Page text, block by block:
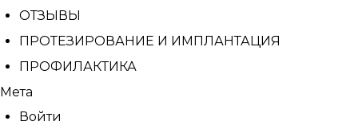
ОТЗЫВЫ
ПРОТЕЗИРОВАНИЕ И ИМПЛАНТАЦИЯ
ПРОФИЛАКТИКА
Мета
Войти